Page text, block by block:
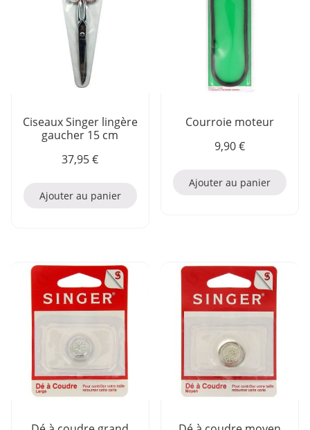
Ciseaux Singer lingère
gaucher 15 cm
37,95€
Ajouter au panier
Courroie moteur
9,90€
Ajouter au panier